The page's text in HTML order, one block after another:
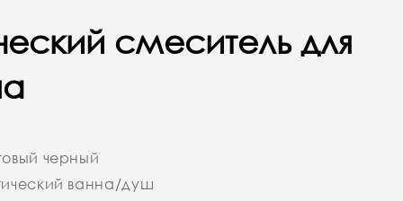
смеситель для
черный
ванна/душ